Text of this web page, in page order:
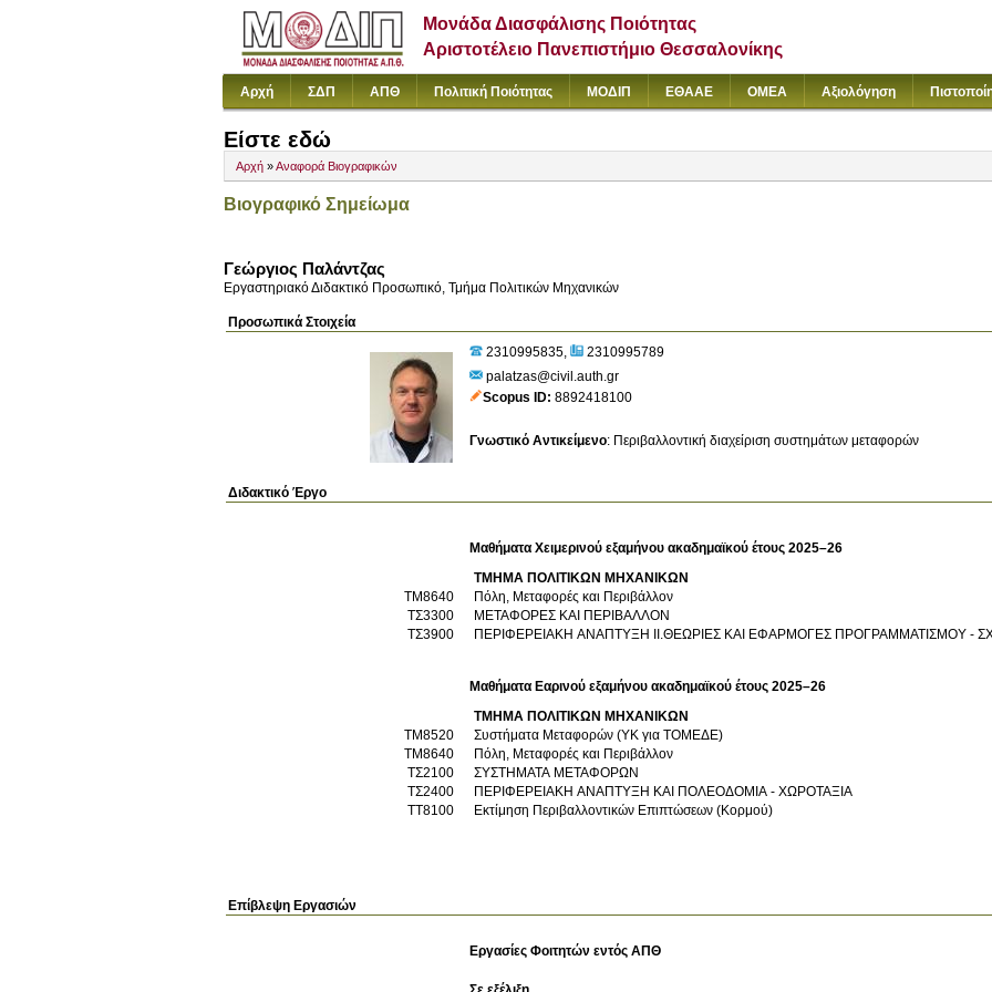
Μονάδα Διασφάλισης Ποιότητας
Αριστοτέλειο Πανεπιστήμιο Θεσσαλονίκης
Αρχή ΣΔΠ ΑΠΘ Πολιτική Ποιότητας ΜΟΔΙΠ ΕΘΑΑΕ ΟΜΕΑ Αξιολόγηση
Είστε εδώ
Αρχή »Αναφορά Βιογραφικών
Βιογραφικό Σημείωμα
Γεώργιος Παλάντζας
Εργαστηριακό Διδακτικό Προσωπικό, Τμήμα Πολιτικών Μηχανικών
Προσωπικά Στοιχεία
2310995835
2310995789
palatzas@civil.auth.gr
Scopus ID 8892418100
Γνωστικό Αντικείμενο: Περιβαλλοντική διαχείριση συστημάτων μεταφορών
Διδακτικό Έργο
Μαθήματα Χειμερινού εξαμήνου ακαδημαϊκού έτους 2025–26
ΤΜΗΜΑ ΠΟΛΙΤΙΚΩΝ ΜΗΧΑΝΙΚΩΝ
ΤΜ8640
Πόλη, Μεταφορές και Περιβάλλον
ΤΣ3300
ΜΕΤΑΦΟΡΕΣ ΚΑΙ ΠΕΡΙΒΑΛΛΟΝ
ΤΣ3900
ΠΕΡΙΦΕΡΕΙΑΚΗ ΑΝΑΠΤΥΞΗ ΙΙ.ΘΕΩΡΙΕΣ ΚΑΙ ΕΦΑΡΜΟΓΕΣ ΠΡΟΓΡΑΜΜΑΤΙΣΜΟΥ -
Μαθήματα Εαρινού εξαμήνου ακαδημαϊκού έτους 2025–26
ΤΜΗΜΑ ΠΟΛΙΤΙΚΩΝ ΜΗΧΑΝΙΚΩΝ
ΤΜ8520
Συστήματα Μεταφορών (ΥΚ για ΤΟΜΕΔΕ)
ΤΜ8640
Πόλη, Μεταφορές και Περιβάλλον
ΤΣ2100
ΣΥΣΤΗΜΑΤΑ ΜΕΤΑΦΟΡΩΝ
ΤΣ2400
ΠΕΡΙΦΕΡΕΙΑΚΗ ΑΝΑΠΤΥΞΗ ΚΑΙ ΠΟΛΕΟΔΟΜΙΑ - ΧΩΡΟΤΑΞΙΑ
ΤΤ8100
Εκτίμηση Περιβαλλοντικών Επιπτώσεων (Κορμού)
Επίβλεψη Εργασιών
Εργασίες Φοιτητών εντός ΑΠΘ